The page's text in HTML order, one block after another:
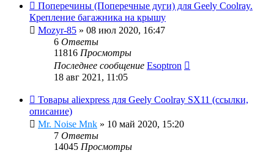
Поперечины (Поперечные дуги) для Geely Coolray.
Крепление багажника на крышу
Mozyr-85 » 08 июл 2020, 16:47
6 Ответы
11816 Просмотры
Последнее сообщение Esoptron
18 авг 2021, 11:05
Товары aliexpress для Geely Coolray SX11 (ссылки,
описание)
Mr. Noise Mnk » 10 май 2020, 15:20
7 Ответы
14045 Просмотры